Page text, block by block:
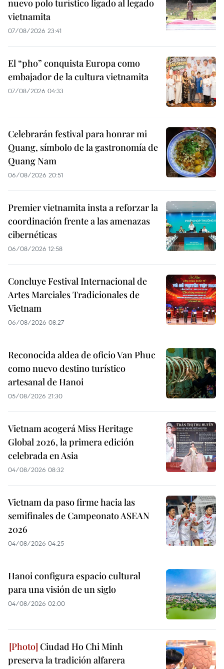
nuevo polo turístico ligado al legado
vietnamita
07/08/2026 23:41
El “pho” conquista Europa como
embajador de la cultura vietnamita
07/08/2026 04:33
Celebrarán festival para honrar mi
Quang, símbolo de la gastronomía de
Quang Nam
06/08/2026 20:51
Premier vietnamita insta a reforzar la
coordinación frente a las amenazas
cibernéticas
06/08/2026 12:58
Concluye Festival Internacional de
Artes Marciales Tradicionales de
Vietnam
06/08/2026 08:27
Reconocida aldea de oficio Van Phuc
como nuevo destino turístico
artesanal de Hanoi
05/08/2026 21:30
Vietnam acogerá Miss Heritage
Global 2026, la primera edición
celebrada en Asia
04/08/2026 08:32
Vietnam da paso firme hacia las
semifinales de Campeonato ASEAN
2026
04/08/2026 04:25
Hanoi configura espacio cultural
para una visión de un siglo
04/08/2026 02:00
Ciudad Ho Chi Minh
preserva la tradición alfarera